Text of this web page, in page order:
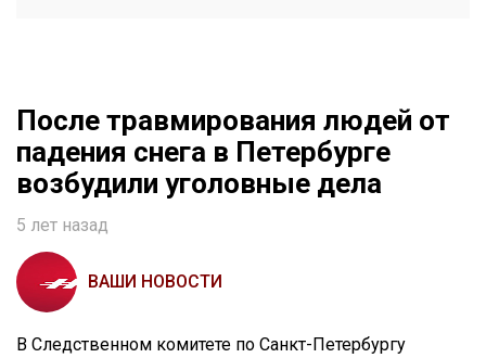
После травмирования людей от
падения снега в Петербурге
возбудили уголовные дела
5 лет назад
ВАШИ НОВОСТИ
В Следственном комитете по Санкт-Петербургу